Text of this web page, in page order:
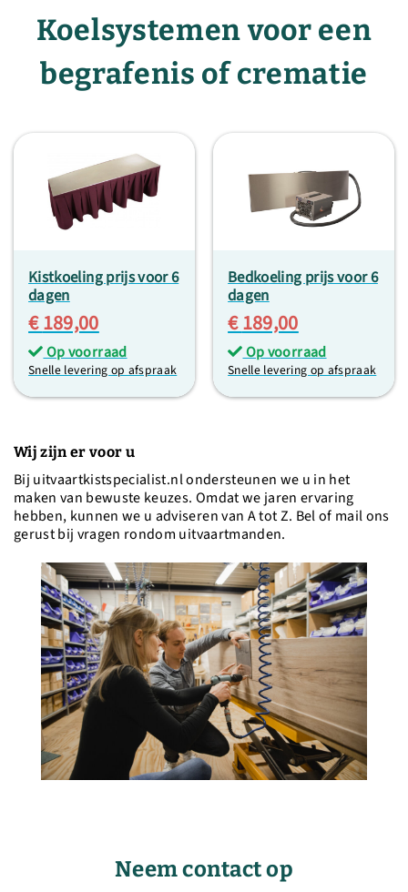
Koelsystemen voor een
begrafenis of crematie
Kistkoeling prijs voor 6
dagen
€189,00
Op voorraad
Snelle levering op afspraak
Bedkoeling prijs voor 6
dagen
€189,00
Op voorraad
Snelle levering op afspraak
Wij zijn er voor u
Bij uitvaartkistspecialist.nl ondersteunen we u in het
maken van bewuste keuzes. Omdat we jaren ervaring
hebben, kunnen we u adviseren van A tot Z. Bel of mail ons
gerust bij vragen rondom uitvaartmanden.
Neem contact op